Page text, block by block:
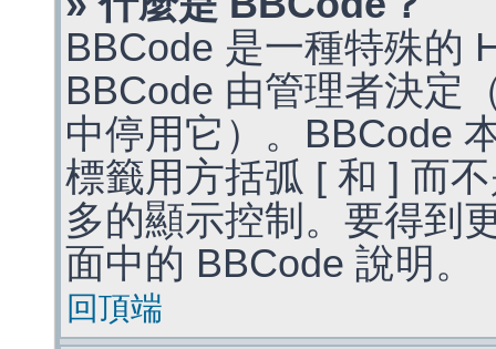
BBCode 是一種特殊的
BBCode 由管理者決定
中停用它）。BBCode
標籤用方括弧 [ 和 ] 而
多的顯示控制。要得到
面中的 BBCode 說明。
回頂端